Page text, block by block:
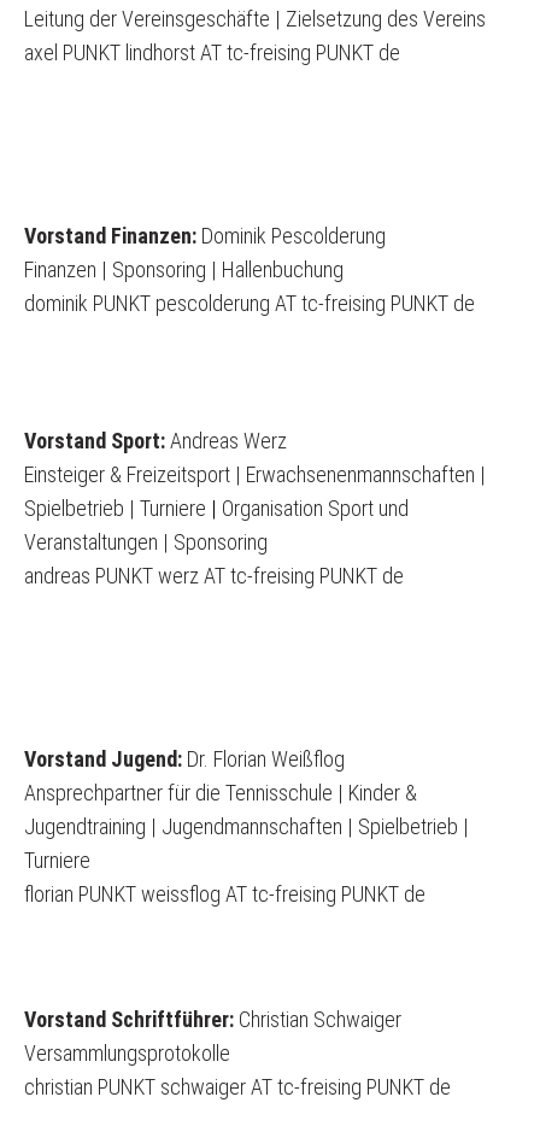
Leitung der Vereinsgeschäfte | Zielsetzung des Vereins
axel PUNKT lindhorst AT tc-freising PUNKT de
Vorstand Finanzen: Dominik Pescolderung
Finanzen | Sponsoring | Hallenbuchung
dominik PUNKT pescolderung AT tc-freising PUNKT de
Vorstand Sport:Andreas Werz
Einsteiger & Freizeitsport | Erwachsenenmannschaften |
Spielbetrieb | Turniere | Organisation Sport und
Veranstaltungen | Sponsoring
andreas PUNKT werz AT tc-freising PUNKT de
Vorstand Jugend: Dr. Florian Weißflog
Ansprechpartner für die Tennisschule | Kinder &
Jugendtraining | Jugendmannschaften | Spielbetrieb |
Turniere
florian PUNKT weissflog AT tc-freising PUNKT de
Vorstand Schriftführer: Christian Schwaiger
Versammlungsprotokolle
christian PUNKT schwaiger AT tc-freising PUNKT de